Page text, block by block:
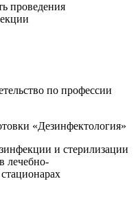
проведения
по профессии
«Дезинфектология»
и стерилизации
лечебно-